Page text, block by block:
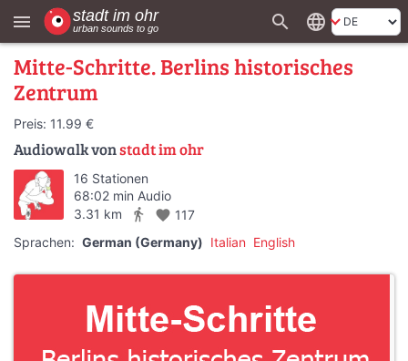
menu search language
Mitte-Schritte. Berlins historisches
Zentrum
Preis: 11.99 €
Audiowalk vonstadt im ohr
16 Stationen
68:02 min Audio
3.31 km
directions_walk favorite 117
Sprachen: German (Germany) Italian English